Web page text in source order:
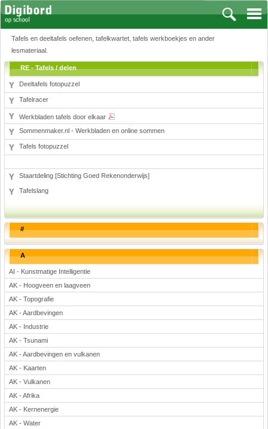
Vakken
Aardrijkskunde
Biologie
Frans, Duits, Chinees, Spaans
Handvaardigheid en Tekenen
Kunst en Cultuur
Lichamelijke opvoeding
Muziek
Natuurkunde
Nederlands
Rekenen
Scheikunde
Sport
Techniek
Verkeer
Wiskunde
Onderwerpen
Apps en tablets
Collecties digibord
Digiborden / touchscreens
Tafels en deeltafels oefenen, tafelkwartet, tafels werkboekjes en ander
lesmateriaal.
RE - Tafels / delen
Deeltafels fotopuzzel
Tafelracer
Werkbladen tafels door elkaar
Sommenmaker.nl - Werkbladen en online sommen
Tafels fotopuzzel
Staartdeling [Stichting Goed Rekenonderwijs]
Tafelslang
#
A
AI - Kunstmatige Intelligentie
AK - Hoogveen en laagveen
AK - Topografie
AK - Aardbevingen
AK - Industrie
AK - Tsunami
AK - Aardbevingen en vulkanen
AK - Kaarten
AK - Vulkanen
AK - Afrika
AK - Kernenergie
AK - Water